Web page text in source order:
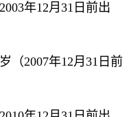
年12月31日前出
（2007年12月31日前